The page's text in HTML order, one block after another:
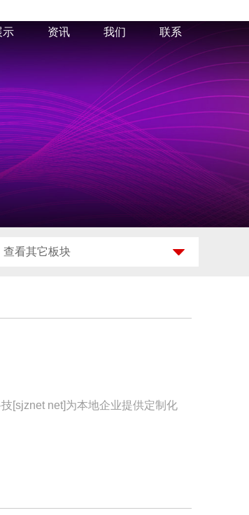
示 资讯 我们 联系
查看其它板块
[sjznet net]为本地企业提供定制化